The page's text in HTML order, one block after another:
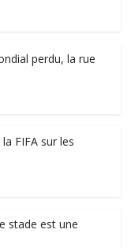
perdu, la rue
FIFA sur les
stade est une